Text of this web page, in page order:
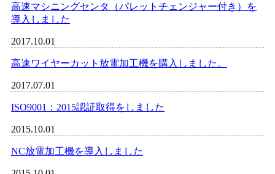
高速マシニングセンタ（パレットチェンジャー付き）を
導入しました
2017.10.01
高速ワイヤーカット放電加工機を購入しました。
2017.07.01
ISO9001：2015認証取得をしました
2015.10.01
NC放電加工機を導入しました